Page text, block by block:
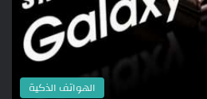
الهواتف الذكية